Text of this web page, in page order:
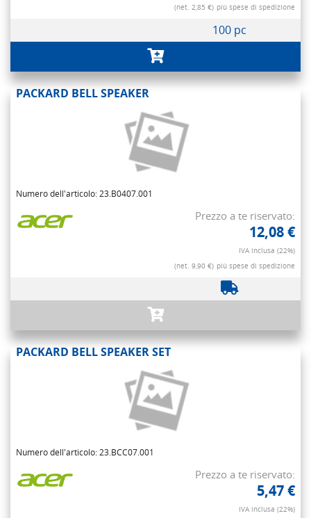
(net. 2,85 €) più spese di spedizione
100 pc
PACKARD BELL SPEAKER
Numero dell'articolo: 23.B0407.001
Prezzo a te riservato:
12,08 €
IVA inclusa (22%)
(net. 9,90 €) più spese di spedizione
PACKARD BELL SPEAKER SET
Numero dell'articolo: 23.BCC07.001
Prezzo a te riservato:
5,47 €
IVA inclusa (22%)